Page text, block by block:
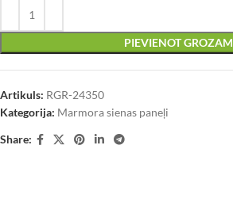
PIEVIENOT GROZAM
Artikuls: RGR-24350
Kategorija: Marmora sienas paneļi
Share: